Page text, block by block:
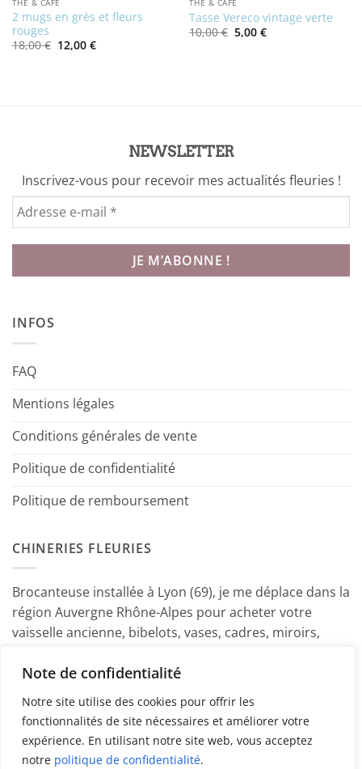
Note de confidentialité
Notre site utilise des cookies pour offrir les
fonctionnalités de site nécessaires et améliorer votre
expérience. En utilisant notre site web, vous acceptez
notre politique de confidentialité.
THÉ & CAFÉ
2 mugs en grès et fleurs
rouges
18,00€ Le
prix
12,00 €Le
THÉ & CAFÉ
Tasse Vereco vintage verte
10,00€ Le
prix
5,00 €Le
prix
NEWSLETTER
Inscrivez-vous pour recevoir mes actualités fleuries !
INFOS
FAQ
Mentions légales
Conditions générales de vente
Politique de confidentialité
Politique de remboursement
CHINERIES FLEURIES
Brocanteuse installée à Lyon (69), je me déplace dans la
région Auvergne Rhône-Alpes pour acheter votre
vaisselle ancienne, bibelots, vases, cadres, miroirs,
Marine